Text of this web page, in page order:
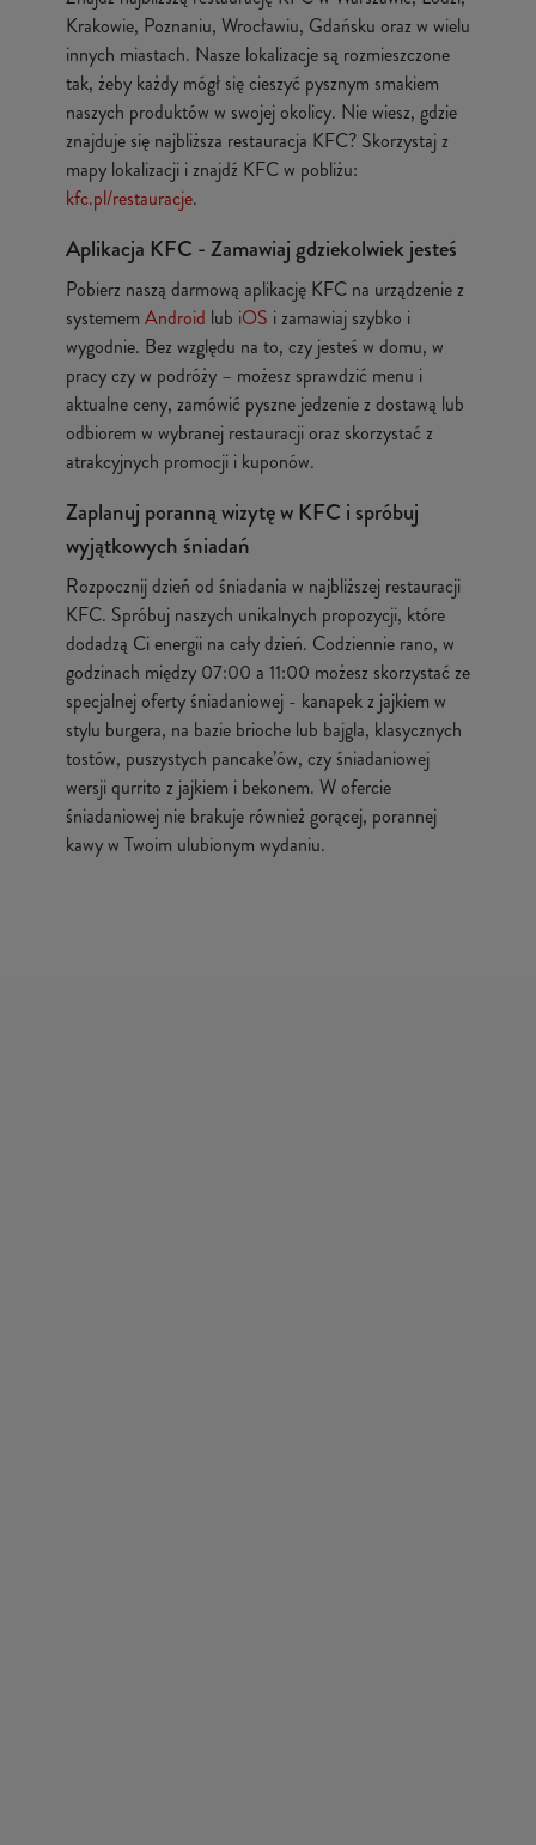
Krakowie, Poznaniu, Wrocławiu, Gdańsku oraz w wielu
innych miastach. Nasze lokalizacje są rozmieszczone
tak, żeby każdy mógł się cieszyć pysznym smakiem
naszych produktów w swojej okolicy. Nie wiesz, gdzie
znajduje się najbliższa restauracja KFC? Skorzystaj z
mapy lokalizacji i znajdź KFC w pobliżu:
kfc.pl/restauracje.
Aplikacja KFC - Zamawiaj gdziekolwiek jesteś
Pobierz naszą darmową aplikację KFC na urządzenie z
systemem Android lub iOS i zamawiaj szybko i
wygodnie. Bez względu na to, czy jesteś w domu, w
pracy czy w podróży – możesz sprawdzić menu i
aktualne ceny, zamówić pyszne jedzenie z dostawą lub
odbiorem w wybranej restauracji oraz skorzystać z
atrakcyjnych promocji i kuponów.
Zaplanuj poranną wizytę w KFC i spróbuj
wyjątkowych śniadań
Rozpocznij dzień od śniadania w najbliższej restauracji
KFC. Spróbuj naszych unikalnych propozycji, które
dodadzą Ci energii na cały dzień. Codziennie rano, w
godzinach między 07:00 a 11:00 możesz skorzystać ze
specjalnej oferty śniadaniowej - kanapek z jajkiem w
stylu burgera, na bazie brioche lub bajgla, klasycznych
tostów, puszystych pancake’ów, czy śniadaniowej
wersji qurrito z jajkiem i bekonem. W ofercie
śniadaniowej nie brakuje również gorącej, porannej
kawy w Twoim ulubionym wydaniu.